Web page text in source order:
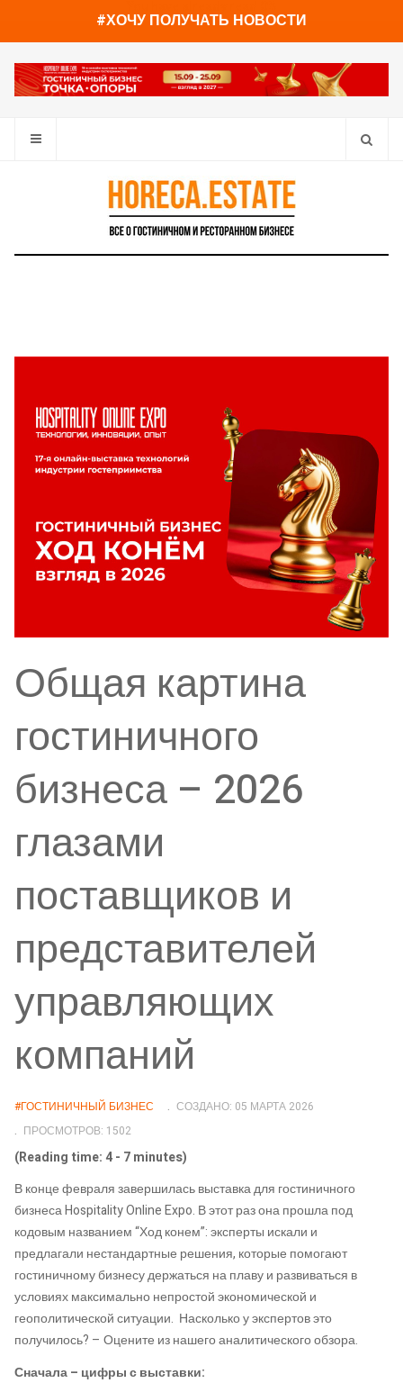
#ХОЧУ ПОЛУЧАТЬ НОВОСТИ
Общая картина
гостиничного
бизнеса – 2026
глазами
поставщиков и
представителей
управляющих
компаний
#ГОСТИНИЧНЫЙ БИЗНЕС
СОЗДАНО: 05 МАРТА 2026
ПРОСМОТРОВ: 1502
(Reading time: 4 - 7 minutes)
В конце февраля завершилась выставка для гостиничного
бизнеса Hospitality Online Expo. В этот раз она прошла под
кодовым названием “Ход конем”: эксперты искали и
предлагали нестандартные решения, которые помогают
гостиничному бизнесу держаться на плаву и развиваться в
условиях максимально непростой экономической и
геополитической ситуации. Насколько у экспертов это
получилось? – Оцените из нашего аналитического обзора.
Сначала – цифры с выставки: